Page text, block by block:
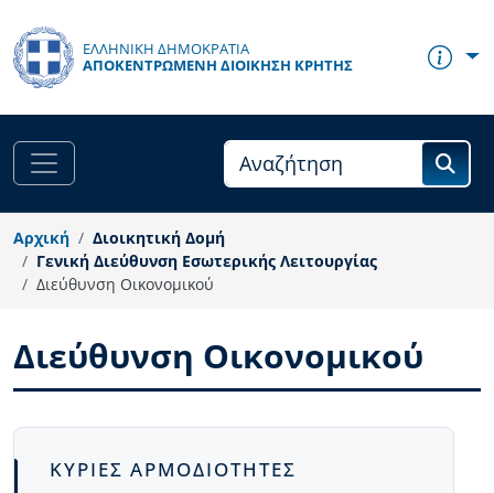
ΕΛΛΗΝΙΚΗ ΔΗΜΟΚΡΑΤΙΑ
ΑΠΟΚΕΝΤΡΩΜΈΝΗ ΔΙΟΊΚΗΣΗ ΚΡΉΤΗΣ
Αρχική
Διοικητική Δομή
Γενική Διεύθυνση Εσωτερικής Λειτουργίας
Διεύθυνση Οικονομικού
Διεύθυνση Οικονομικού
Body
ΚΥΡΙΕΣ ΑΡΜΟΔΙΟΤΗΤΕΣ